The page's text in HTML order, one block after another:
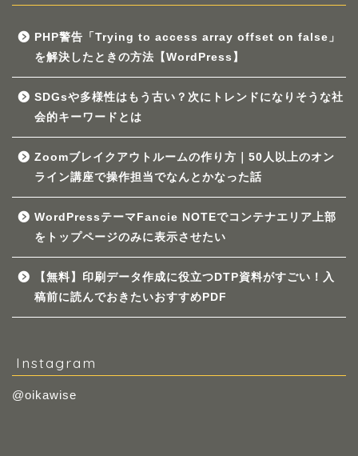
PHP警告「Trying to access array offset on false」
を解決したときの方法【WordPress】
SDGsや多様性はもう古い？次にトレンドになりそうな社
会的キーワードとは
Zoomブレイクアウトルームの作り方｜50人以上のオン
ライン講座で操作担当でなんとかなった話
WordPressテーマFancie NOTEでコンテナエリア上部
をトップページのみに表示させたい
【無料】印刷データ作成に役立つDTP資料がすごい！入
稿前に読んでおきたいおすすめPDF
Instagram
@oikawise